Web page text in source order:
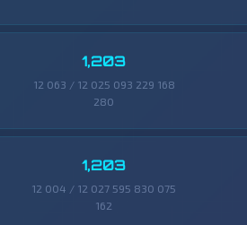
1,203
12 063 / 12 025 093 229 168
280
1,203
12 004 / 12 027 595 830 075
162